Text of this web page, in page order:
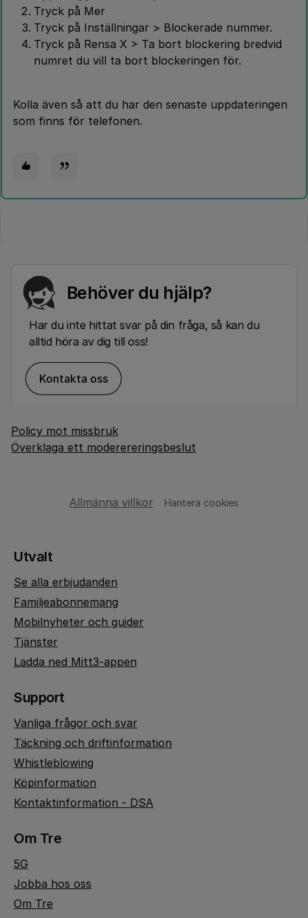
Tryck på Mer
Tryck på Inställningar > Blockerade nummer.
Tryck på Rensa X > Ta bort blockering bredvid
numret du vill ta bort blockeringen för.
Kolla även så att du har den senaste uppdateringen
som finns för telefonen.
Behöver du hjälp?
Har du inte hittat svar på din fråga, så kan du
alltid höra av dig till oss!
Kontakta oss
Policy mot missbruk
Överklaga ett moderereringsbeslut
Allmänna villkor Hantera cookies
Utvalt
Se alla erbjudanden
Familjeabonnemang
Mobilnyheter och guider
Tjänster
Ladda ned Mitt3-appen
Support
Vanliga frågor och svar
Täckning och driftinformation
Whistleblowing
Köpinformation
Kontaktinformation - DSA
Om Tre
5G
Jobba hos oss
Om Tre